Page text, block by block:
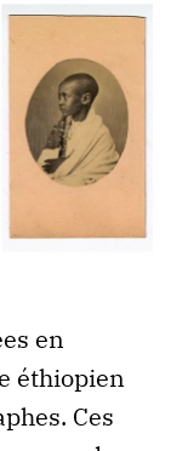
en
éthiopien
Ces